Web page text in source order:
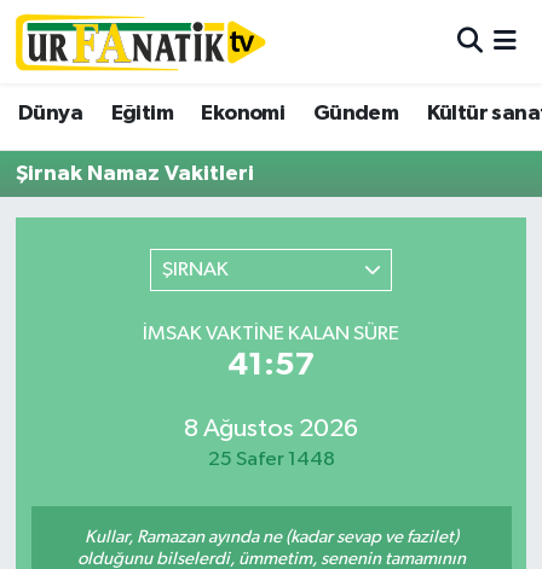
Dünya Eğitim Ekonomi Gündem Kültür
Şirnak Namaz Vakitleri
ŞIRNAK
İMSAK VAKTINE KALAN SÜRE
41:57
8 Ağustos 2026
25 Safer 1448
Kullar, Ramazan ayında ne (kadar sevap ve fazilet)
olduğunu bilselerdi, ümmetim, senenin tamamının
Trafik Durumu
Süper Lig Puan Durumu ve Fikstür
Tüm Manşetler
Son Dakika Haberleri